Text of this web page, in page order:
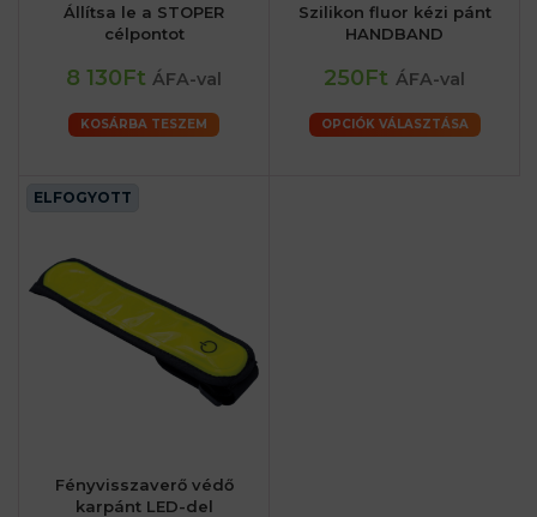
Állítsa le a STOPER
célpontot
8 130Ft ÁFA-val
KOSÁRBA TESZEM
Szilikon fluor kézi pánt
HANDBAND
250Ft ÁFA-val
OPCIÓK VÁLASZTÁSA
ELFOGYOTT
Fényvisszaverő védő
karpánt LED-del